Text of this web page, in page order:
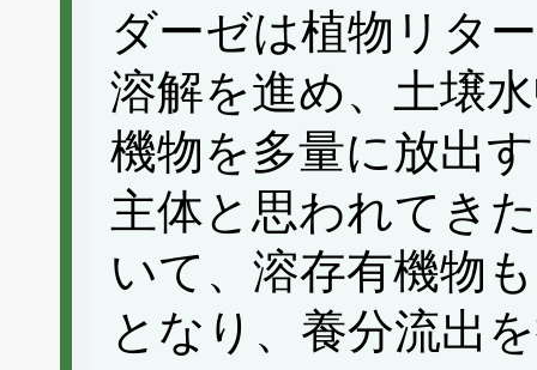
ダーゼは植物リタ
溶解を進め、土壌
機物を多量に放出
主体と思われてき
いて、溶存有機物
となり、養分流出